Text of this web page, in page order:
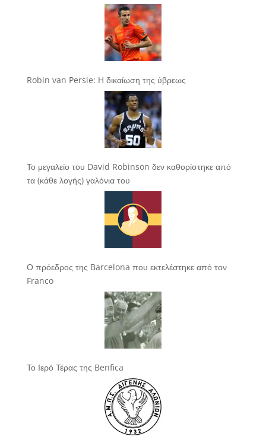
Robin van Persie: Η δικαίωση της ύβρεως
Το μεγαλείο του David Robinson δεν καθορίστηκε από
τα (κάθε λογής) γαλόνια του
Ο πρόεδρος της Barcelona που εκτελέστηκε από τον
Franco
Το Ιερό Τέρας της Benfica